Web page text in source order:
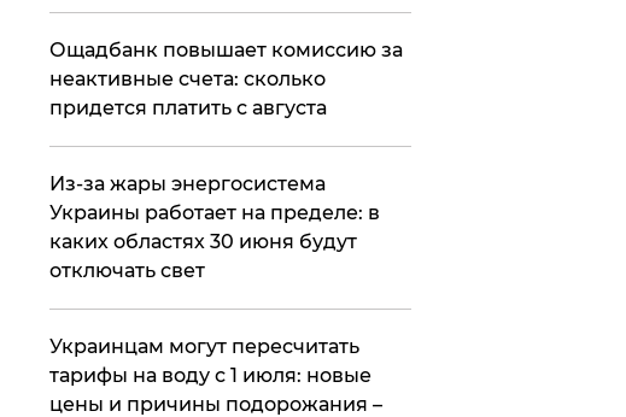
​Ощадбанк повышает комиссию за
неактивные счета: сколько
придется платить с августа
Из-за жары энергосистема
Украины работает на пределе: в
каких областях 30 июня будут
отключать свет
Украинцам могут пересчитать
тарифы на воду с 1 июля: новые
цены и причины подорожания –